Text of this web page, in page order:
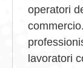
operatori
lavoratori